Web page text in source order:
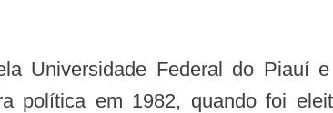
política em 1982, quando foi